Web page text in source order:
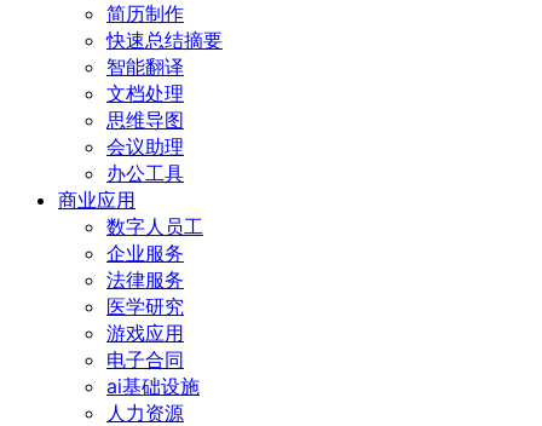
简历制作
快速总结摘要
智能翻译
文档处理
思维导图
会议助理
办公工具
商业应用
数字人员工
企业服务
法律服务
医学研究
游戏应用
电子合同
ai基础设施
人力资源